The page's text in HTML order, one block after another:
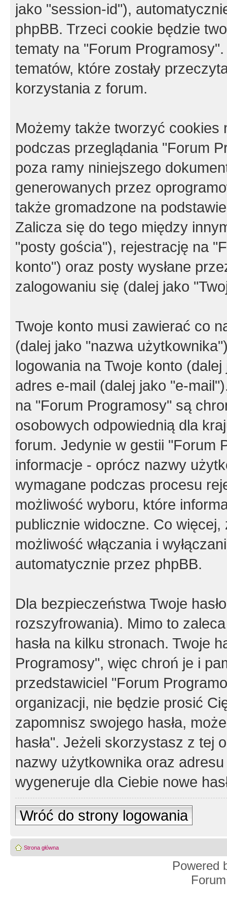
jako "session-id"),
phpBB. Trzeci cookie będzie
tematy na "Forum
tematów, które zostały
korzystania z forum.
Możemy także tworzyć cookies
podczas przeglądania "Forum
poza ramy niniejszego
generowanych przez
także gromadzone na
Zalicza się do tego między
"posty gościa"), rejestrację na
konto") oraz posty wysłane
zalogowaniu się (dalej jako
Twoje konto musi zawierać co
(dalej jako "nazwa
logowania na Twoje konto
adres e-mail (dalej jako "e-
na "Forum Programosy" są
osobowych odpowiednią dla
forum. Jedynie w gestii "Forum
informacje - oprócz nazwy
wymagane podczas procesu
możliwość wyboru, które
publicznie widoczne. Co
możliwość włączania i
automatycznie przez phpBB.
Dla bezpieczeństwa Twoje
rozszyfrowania). Mimo to
hasła na kilku stronach. Twoje
Programosy", więc chroń je i
przedstawiciel "Forum
organizacji, nie będzie prosić
zapomnisz swojego hasła,
hasła". Jeżeli skorzystasz z tej
nazwy użytkownika oraz
wygeneruje dla Ciebie nowe
Wróć do strony logowania
Strona główna
Powered